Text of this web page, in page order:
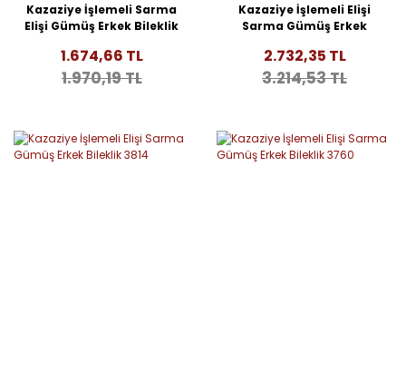
Kazaziye İşlemeli Sarma
Elişi Gümüş Erkek Bileklik
1.674,66 TL
1.970,19 TL
Kazaziye İşlemeli Elişi
Sarma Gümüş Erkek
2.732,35 TL
3.214,53 TL